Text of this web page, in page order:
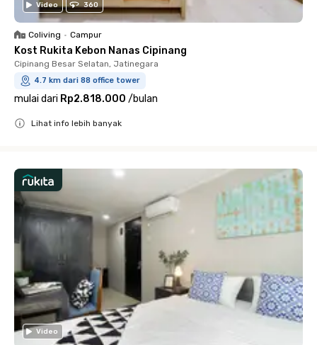
Video 360
Coliving • Campur
Kost Rukita Kebon Nanas Cipinang
Cipinang Besar Selatan, Jatinegara
4.7 km dari 88 office tower
mulai dari Rp2.818.000 /bulan
Lihat info lebih banyak
Video